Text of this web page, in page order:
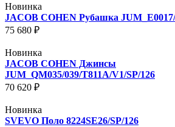
Новинка
JACOB COHEN Рубашка JUM_E0017/
75 680 ₽
Новинка
JACOB COHEN Джинсы
JUM_QM035/039/T811A/V1/SP/126
70 620 ₽
Новинка
SVEVO Поло 8224SE26/SP/126